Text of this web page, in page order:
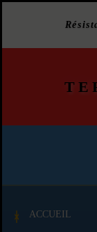
ACCUEIL